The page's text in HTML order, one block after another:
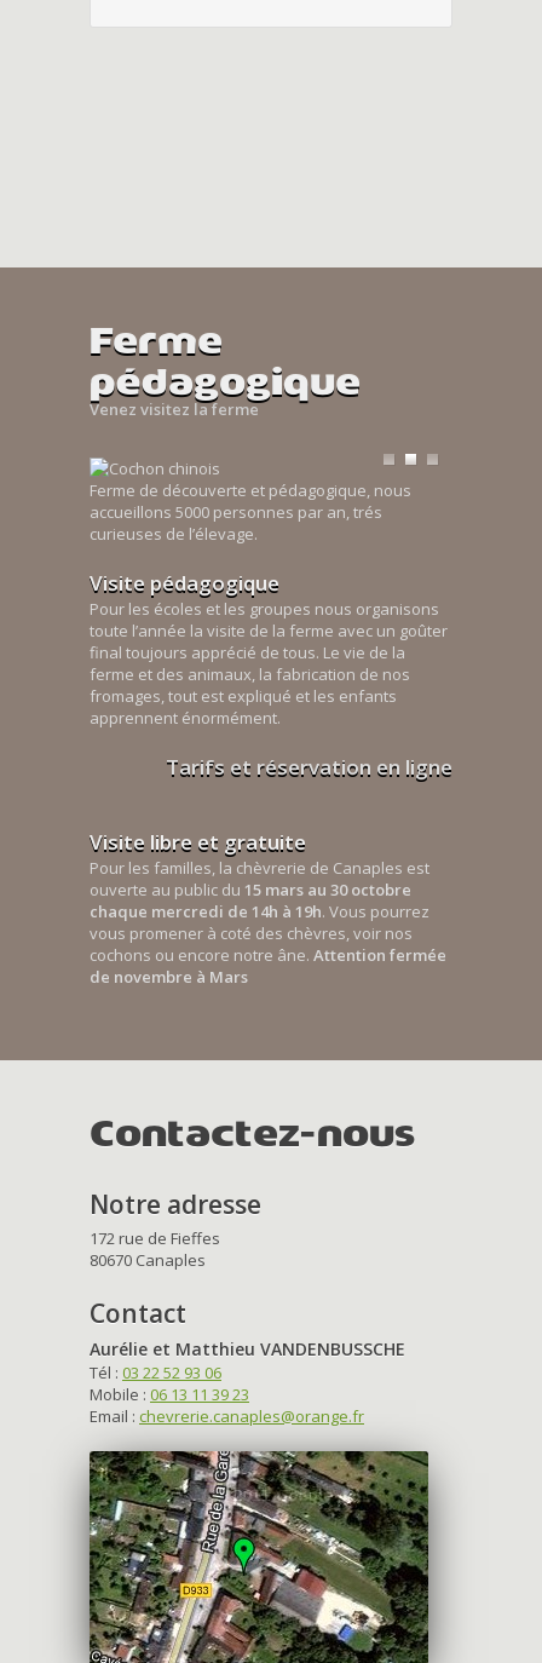
Ferme
pédagogique
Venez visitez la ferme
Ferme de découverte et pédagogique, nous
accueillons 5000 personnes par an, trés
curieuses de l’élevage.
Visite pédagogique
Pour les écoles et les groupes nous organisons
toute l’année la visite de la ferme avec un goûter
final toujours apprécié de tous. Le vie de la
ferme et des animaux, la fabrication de nos
fromages, tout est expliqué et les enfants
apprennent énormément.
Tarifs et réservation en ligne
Visite libre et gratuite
Pour les familles, la chèvrerie de Canaples est
ouverte au public du 15 mars au 30 octobre
chaque mercredi de 14h à 19h. Vous pourrez
vous promener à coté des chèvres, voir nos
cochons ou encore notre âne. Attention fermée
de novembre à Mars
Contactez-nous
Notre adresse
172 rue de Fieffes
80670 Canaples
Contact
Aurélie et Matthieu VANDENBUSSCHE
Tél : 03 22 52 93 06
Mobile : 06 13 11 39 23
Email : chevrerie.canaples@orange.fr